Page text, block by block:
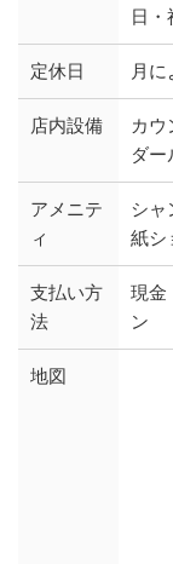
日・
定休日 月
店内設備
カ
ダー
アメニテ
ィ
シャ
紙シ
支払い方
法
現金
ン
地図